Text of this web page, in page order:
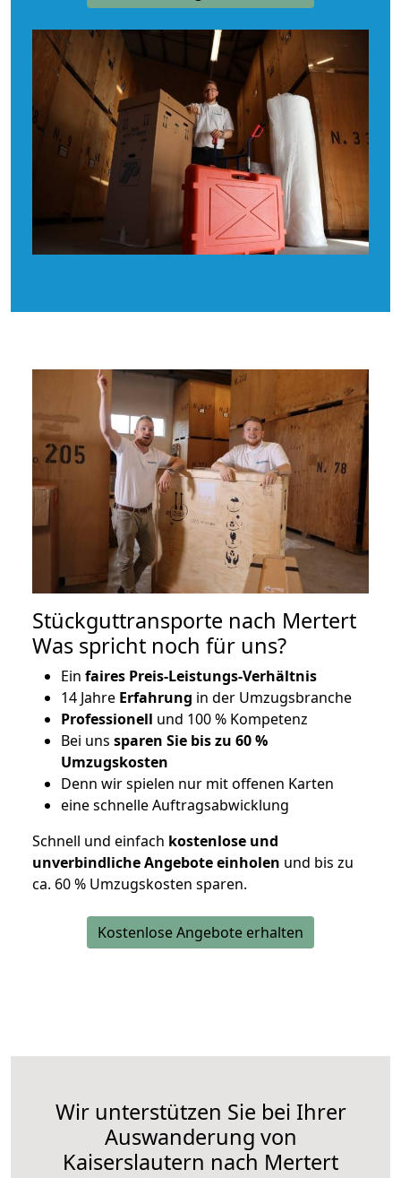
Stückguttransporte nach Mertert
Was spricht noch für uns?
Ein faires Preis-Leistungs-Verhältnis
14 Jahre Erfahrung in der Umzugsbranche
Professionell und 100 % Kompetenz
Bei uns sparen Sie bis zu 60 %
Umzugskosten
Denn wir spielen nur mit offenen Karten
eine schnelle Auftragsabwicklung
Schnell und einfach kostenlose und
unverbindliche Angebote einholen und bis zu
ca. 60 % Umzugskosten sparen.
Kostenlose Angebote erhalten
Wir unterstützen Sie bei Ihrer
Auswanderung von
Kaiserslautern nach Mertert